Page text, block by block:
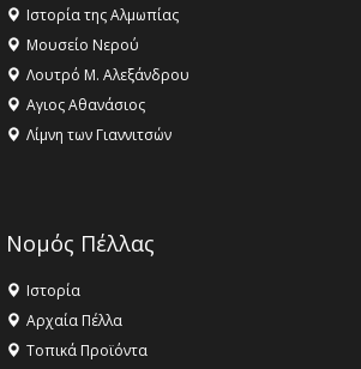
Ιστορία της Αλμωπίας
Μουσείο Νερού
Λουτρό Μ. Αλεξάνδρου
Αγιος Αθανάσιος
Λίμνη των Γιαννιτσών
Νομός Πέλλας
Ιστορία
Αρχαία Πέλλα
Τοπικά Προϊόντα